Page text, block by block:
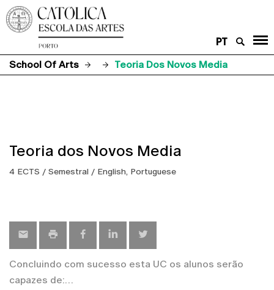
PT
School Of Arts
Teoria Dos Novos Media
Teoria dos Novos Media
4 ECTS / Semestral / English, Portuguese
Concluindo com sucesso esta UC os alunos serão
capazes de: